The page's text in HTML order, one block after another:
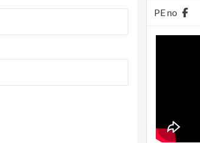
PE no